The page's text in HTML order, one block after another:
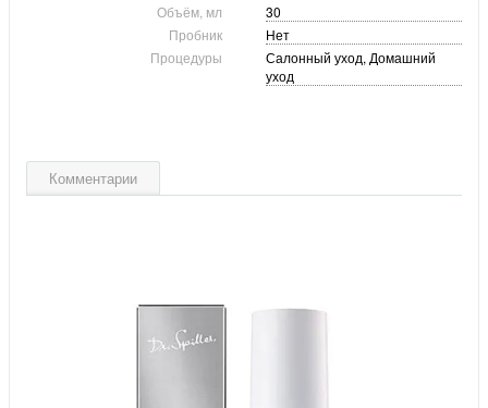
Объём, мл
30
Пробник
Нет
Процедуры
Салонный уход, Домашний
уход
Комментарии